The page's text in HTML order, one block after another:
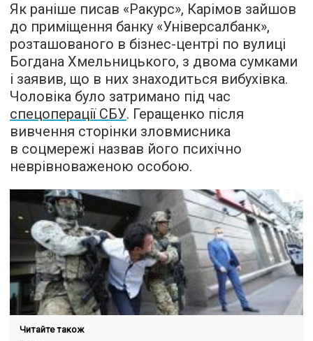
Як раніше писав «Ракурс», Карімов зайшов
до приміщення банку «Універсалбанк»,
розташованого в бізнес-центрі по вулиці
Богдана Хмельницького, з двома сумками
і заявив, що в них знаходиться вибухівка.
Чоловіка було затримано під час
спецоперації СБУ. Геращенко після
вивчення сторінки зловмисника
в соцмережі назвав його психічно
неврівноваженою особою.
Читайте також